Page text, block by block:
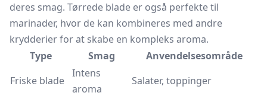
deres smag. Tørrede blade er også perfekte til
marinader, hvor de kan kombineres med andre
krydderier for at skabe en kompleks aroma.
Type
Smag
Anvendelsesområde
Friske blade
Intens
aroma
Salater, toppinger